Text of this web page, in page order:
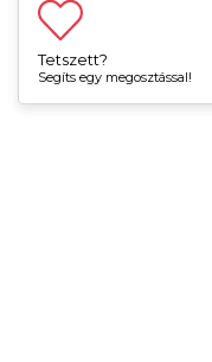
Tetszett?
Segíts egy megosztással!